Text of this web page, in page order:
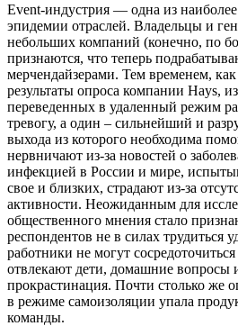
Еvent-индустрия — одна из
эпидемии отраслей. Владельцы и
небольших компаний (конечно, по
признаются, что теперь
мерчендайзерами. Тем временем, как
результаты опроса компании Hays,
переведенных в удаленный режим
тревогу, а один – сильнейший и
выхода из которого необходима
нервничают из-за новостей о
инфекцией в России и мире,
свое и близких, страдают из-за
активности. Неожиданным для
общественного мнения стало
респондентов не в силах трудиться
работники не могут
отвлекают дети, домашние вопросы
прокрастинация. Почти столько же
в режиме самоизоляции упала
команды.